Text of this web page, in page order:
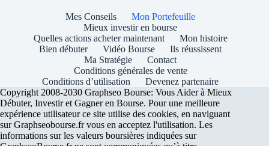
Mes Conseils
Mon Portefeuille
Mieux investir en bourse
Quelles actions acheter maintenant
Mon histoire
Bien débuter
Vidéo Bourse
Ils réussissent
Ma Stratégie
Contact
Conditions générales de vente
Conditions d’utilisation
Devenez partenaire
Copyright 2008-2030 Graphseo Bourse: Vous Aider à Mieux
Débuter, Investir et Gagner en Bourse. Pour une meilleure
expérience utilisateur ce site utilise des cookies, en naviguant
sur Graphseobourse.fr vous en acceptez l'utilisation. Les
informations sur les valeurs boursières indiquées sur